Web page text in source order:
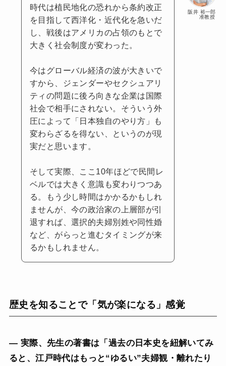
阪井 裕一郎
准教授
時代は植民地化の恐れから条約改正
を目指して西洋化・近代化を急いだ
し、戦後はアメリカの占領のもとで
大きく社会制度が変わった。
今はグローバル経済の波が大きいで
すから、ジェンダーやセクシュアリ
ティの問題に後ろ向きな企業は国際
社会で相手にされない。そういう外
圧によって「日本独自のやり方」も
変わらざるを得ない、というのが現
実だと思います。
そして実際、ここ10年ほどで民間レ
ベルでは大きく意識も変わりつつあ
る。もう少し時間はかかるかもしれ
ませんが、今の政治家の上層部が引
退すれば、選択的夫婦別姓や同性婚
など、がらっと進むタイミングが来
るかもしれません。
歴史を知ることで「気が楽になる」感覚
— 実際、先生の著書は「過去の日本史を紐解いてみ
ると、江戸時代はもっと“ゆるい”夫婦観・離れたり